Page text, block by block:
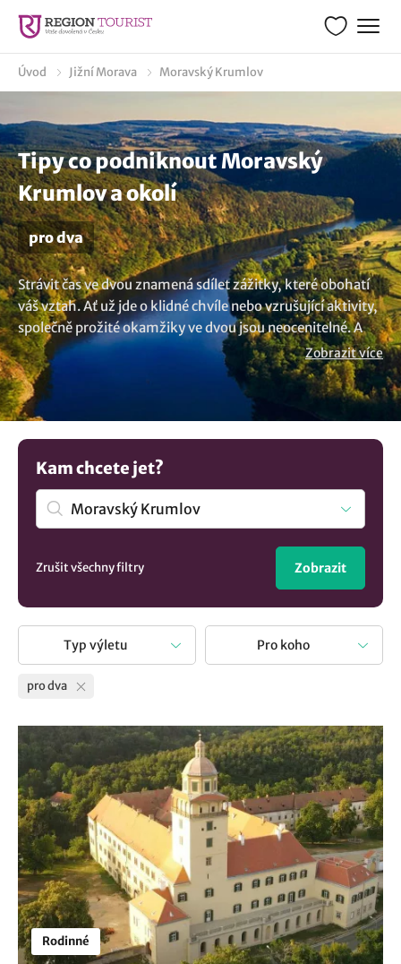
Úvod Jižní Morava Moravský Krumlov
Tipy co podniknout Moravský
Krumlov a okolí
pro dva
Strávit čas ve dvou znamená sdílet zážitky, které obohatí
váš vztah. Ať už jde o klidné chvíle nebo vzrušující aktivity,
společně prožité okamžiky ve dvou jsou neocenitelné. A
tak se podívejte na naši nabídku pro páry v lokalitě
Moravský Krumlov. Chcete potěšit nebo překvapit svou
drahou polovičku? Vyzkoušejte něco neobvyklého.
Naplánujte výlet na místo, o kterém jste spolu mluvili,
nebo zvolte aktivitu, která pro vás oba bude novinkou.
Mrkněte na naše tipy pro dva a nudit se nebudete.
Zobrazit více
Kam chcete jet?
Zrušit všechny filtry Zobrazit
Typ výletu Pro koho
pro dva
Rodinné